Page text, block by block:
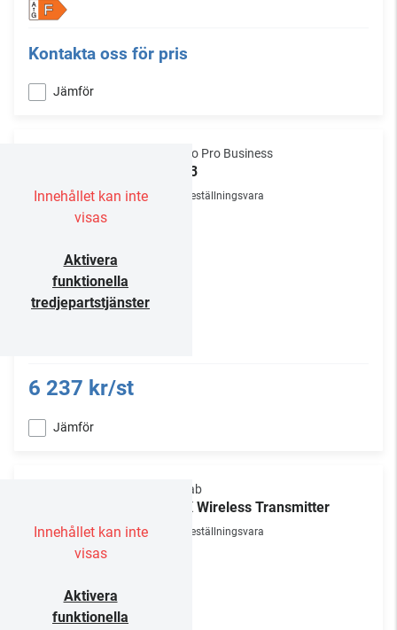
F
Kontakta oss för pris
Jämför
Innehållet kan inte
visas
Aktivera
funktionella
tredjepartstjänster
Audio Pro Business
SP-3
Beställningsvara
6 237 kr/st
Jämför
Innehållet kan inte
visas
Aktivera
funktionella
Sonab
CTX Wireless Transmitter
Beställningsvara